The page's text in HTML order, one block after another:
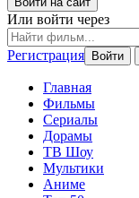
Или войти через
Регистрация Войти
Главная
Фильмы
Сериалы
Дорамы
ТВ Шоу
Мультики
Аниме